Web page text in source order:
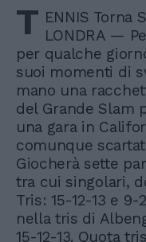
T ENNIS Torna
LONDRA —
per qualche
suoi momenti di
mano una
del Grande Slam
una gara in
comunque
Giocherà sette
tra cui singolari,
Tris: 15-12-13 e
nella tris di
15-12-13. Quota